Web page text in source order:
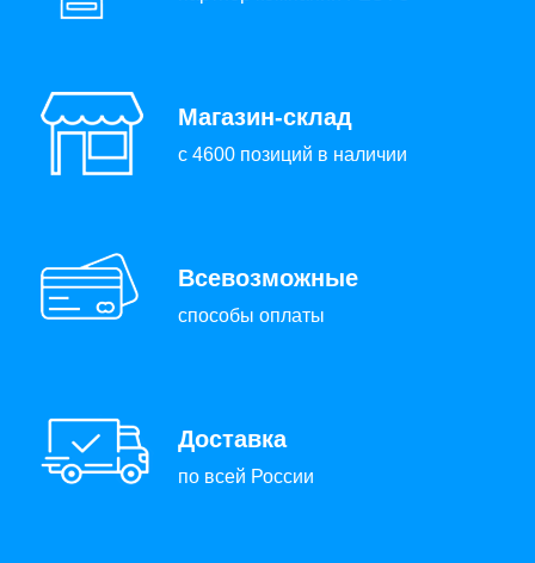
Магазин-склад
с 4600 позиций в наличии
Всевозможные
способы оплаты
Доставка
по всей России